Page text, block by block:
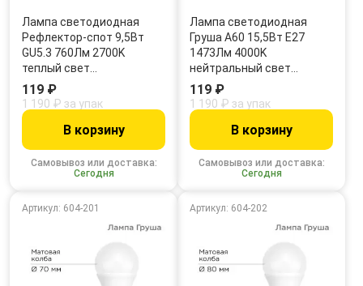
Лампа светодиодная
Рефлектор-cпот 9,5Вт
GU5.3 760Лм 2700K
теплый свет…
Самовывоз или доставка:
Сегодня
119 ₽
1 190 ₽ за упак
В корзину
Лампа светодиодная
Груша A60 15,5Вт E27
1473Лм 4000K
нейтральный свет…
Самовывоз или доставка:
Сегодня
119 ₽
1 190 ₽ за упак
В корзину
Артикул: 604-201 Артикул: 604-202